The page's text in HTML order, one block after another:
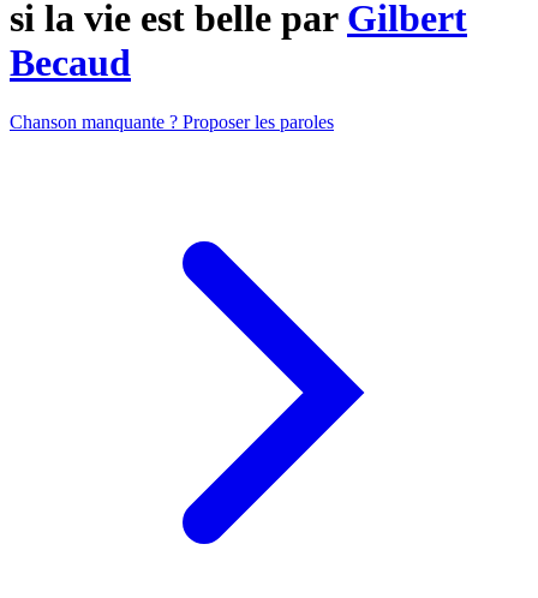
si la vie est belle par Gilbert
Becaud
Chanson manquante ? Proposer les paroles